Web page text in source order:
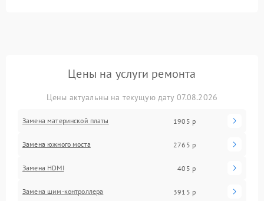
Цены на услуги ремонта
Цены актуальны на текущую дату 07.08.2026
Замена материнской платы 1905 р
Замена южного моста 2765 р
Замена HDMI 405 р
Замена шим-контроллера 3915 р